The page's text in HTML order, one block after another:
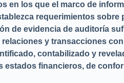
en los que el marco de
requerimientos sobre
de evidencia de auditoría
y transacciones
contabilizado y
estados financieros, de